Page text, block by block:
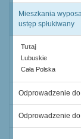
Mieszkania
ustęp spłukiwany
Tutaj
Lubuskie
Cała Polska
Odprowadzenie
Odprowadzenie